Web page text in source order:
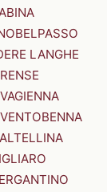
BELPASSO
LANGHE
BENNA